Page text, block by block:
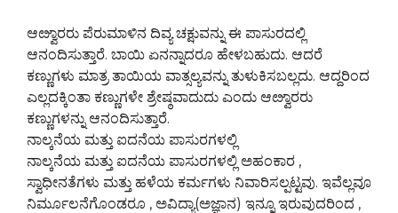
ಆೞ್ವಾರರು ಪೆರುಮಾಳಿನ ದಿವ್ಯ ಚಕ್ಷುವನ್ನು ಈ ಪಾಸುರದಲ್ಲಿ
ಆನಂದಿಸುತ್ತಾರೆ. ಬಾಯಿ ಏನನ್ನಾದರೂ ಹೇಳಬಹುದು. ಆದರೆ
ಕಣ್ಣುಗಳು ಮಾತ್ರ ತಾಯಿಯ ವಾತ್ಸಲ್ಯವನ್ನು ತುಳುಕಿಸಬಲ್ಲದು. ಆದ್ದರಿಂದ
ಎಲ್ಲದಕ್ಕಿಂತಾ ಕಣ್ಣುಗಳೇ ಶ್ರೇಷ್ಠವಾದುದು ಎಂದು ಆೞ್ವಾರರು
ಕಣ್ಣುಗಳನ್ನು ಆನಂದಿಸುತ್ತಾರೆ.
ನಾಲ್ಕನೆಯ ಮತ್ತು ಐದನೆಯ ಪಾಸುರಗಳಲ್ಲಿ
ನಾಲ್ಕನೆಯ ಮತ್ತು ಐದನೆಯ ಪಾಸುರಗಳಲ್ಲಿ ಅಹಂಕಾರ ,
ಸ್ವಾಧೀನತೆಗಳು ಮತ್ತು ಹಳೆಯ ಕರ್ಮಗಳು ನಿವಾರಿಸಲ್ಪಟ್ಟವು. ಇವೆಲ್ಲವೂ
ನಿರ್ಮೂಲನೆಗೊಂಡರೂ , ಅವಿದ್ಯಾ(ಅಜ್ಞಾನ) ಇನ್ನೂ ಇರುವುದರಿಂದ ,